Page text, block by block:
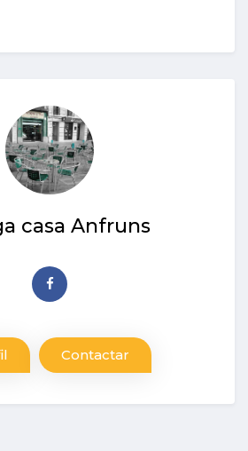
casa Anfruns
Contactar